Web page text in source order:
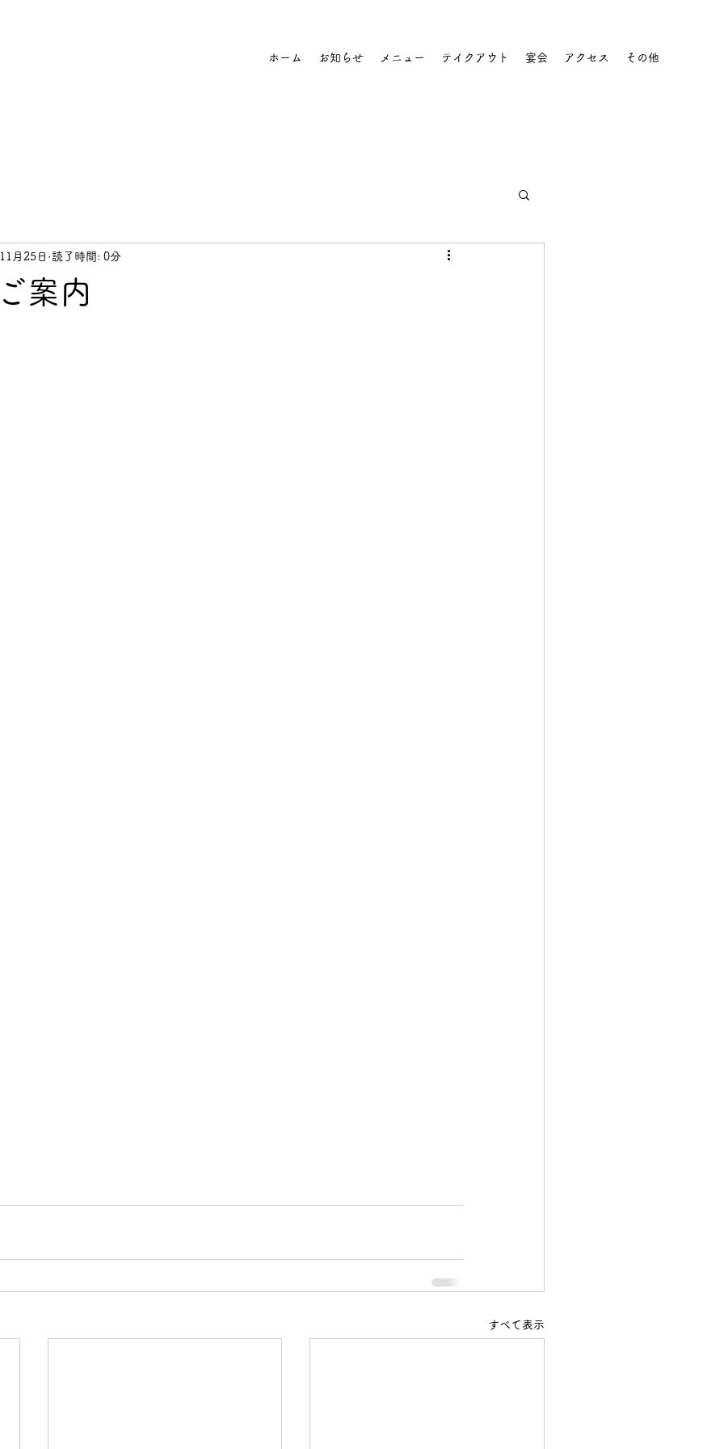
ホーム お知らせ メニュー テイクアウト 宴会 アクセス その他
案内
月25日 読了時間: 0分
すべて表示